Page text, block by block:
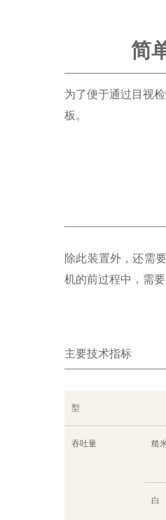
简
为了便于通过目视
板。
除此装置外，还需
机的前过程中，需
主要技术指标
型
吞吐量 糙
白